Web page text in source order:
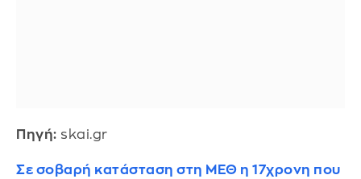
Πηγή: skai.gr
Σε σοβαρή κατάσταση στη ΜΕΘ η 17χρονη που